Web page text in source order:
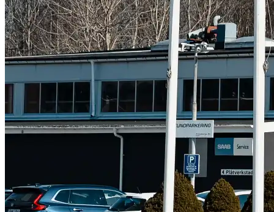
Suzuki
Fordonstyp
MopedbilPickupTransportbilPersonbil
Visa alla fordon